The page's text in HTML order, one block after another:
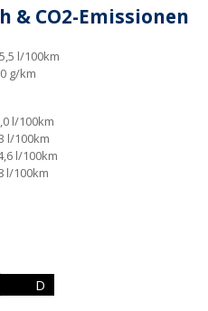
CO2-Emissionen
5,5 l/100km
g/km
l/100km
l/100km
l/100km
l/100km
D